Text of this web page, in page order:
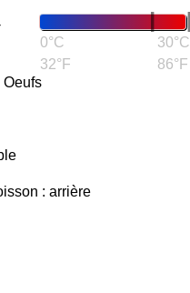
0°C
32°F
30°C
86°F
Oeufs
: arrière